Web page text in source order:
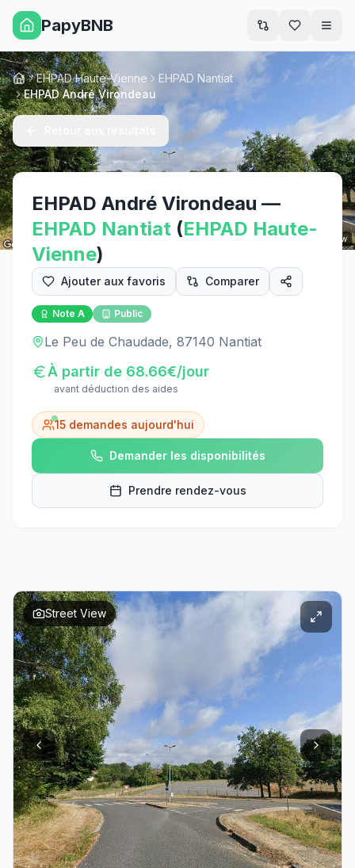
PapyBNB
Street View
AccueilEHPAD Haute-Vienne
EHPAD Nantiat
EHPAD André Virondeau
EHPAD André Virondeau —
EHPAD Nantiat (EHPAD Haute-
Vienne)
Ajouter aux favoris Comparer
Note A Public
Le Peu de Chaudade, 87140 Nantiat
À partir de 68.66€/jour
avant déduction des aides
15 demandes aujourd'hui
Demander les disponibilités
Prendre rendez-vous
Street View